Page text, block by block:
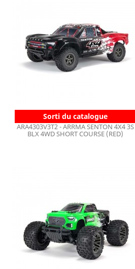
Sorti du catalogue
ARA4303V3T2 - ARRMA SENTON 4X4 3S
BLX 4WD SHORT COURSE (RED)